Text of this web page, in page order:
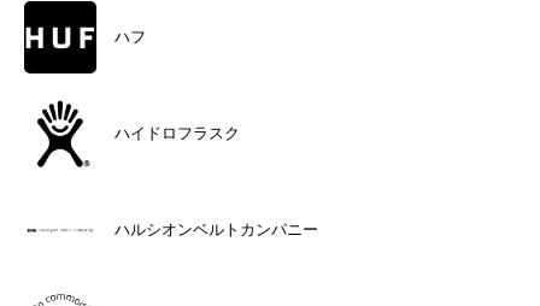
ハフ
ハイドロフラスク
ハルシオンベルトカンパニー